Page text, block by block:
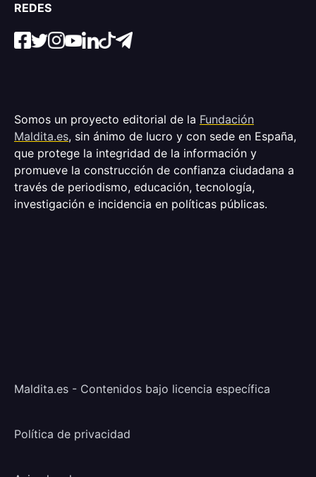
REDES
Somos un proyecto editorial de la Fundación
Maldita.es, sin ánimo de lucro y con sede en España,
que protege la integridad de la información y
promueve la construcción de confianza ciudadana a
través de periodismo, educación, tecnología,
investigación e incidencia en políticas públicas.
Maldita.es - Contenidos bajo licencia específica
Política de privacidad